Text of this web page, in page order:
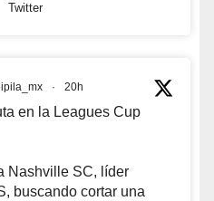
Twitter
· 20h
en la Leagues Cup
Nashville SC, líder
buscando cortar una